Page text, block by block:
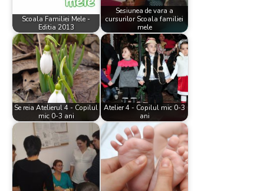
Scoala Familiei Mele -
Editia 2013
Sesiunea de vara a
cursurilor Scoala familiei
mele
Se reia Atelierul 4 - Copilul
mic 0-3 ani
Atelier 4 - Copilul mic 0-3
ani